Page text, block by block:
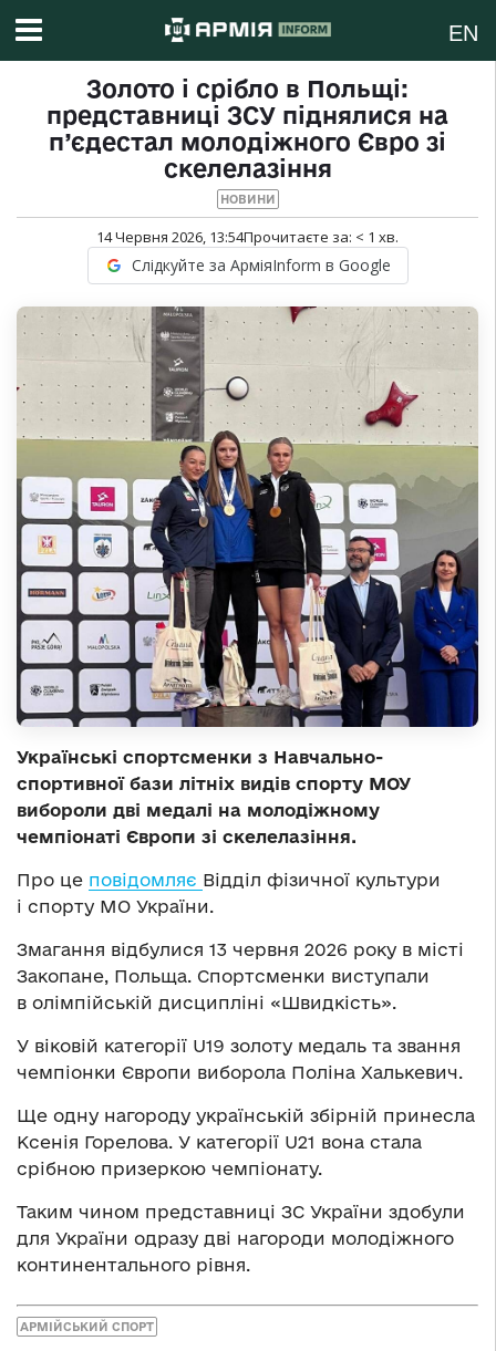
EN
Золото і срібло в Польщі:
представниці ЗСУ піднялися на
п’єдестал молодіжного Євро зі
скелелазіння
НОВИНИ
14 Червня 2026, 13:54Прочитаєте за: < 1 хв.
Слідкуйте за АрміяInform в Google
Українські спортсменки з Навчально-
спортивної бази літніх видів спорту МОУ
вибороли дві медалі на молодіжному
чемпіонаті Європи зі скелелазіння.
Про це повідомляє Відділ фізичної культури
і спорту МО України.
Змагання відбулися 13 червня 2026 року в місті
Закопане, Польща. Спортсменки виступали
в олімпійській дисципліні «Швидкість».
У віковій категорії U19 золоту медаль та звання
чемпіонки Європи виборола Поліна Халькевич.
Ще одну нагороду українській збірній принесла
Ксенія Горелова. У категорії U21 вона стала
срібною призеркою чемпіонату.
Таким чином представниці ЗС України здобули
для України одразу дві нагороди молодіжного
континентального рівня.
АРМІЙСЬКИЙ СПОРТ